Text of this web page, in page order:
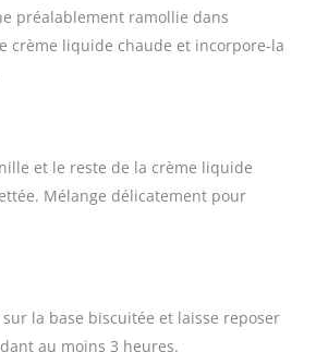
préalablement ramollie dans
crème liquide chaude et incorpore-la
et le reste de la crème liquide
Mélange délicatement pour
la base biscuitée et laisse reposer
au moins 3 heures.